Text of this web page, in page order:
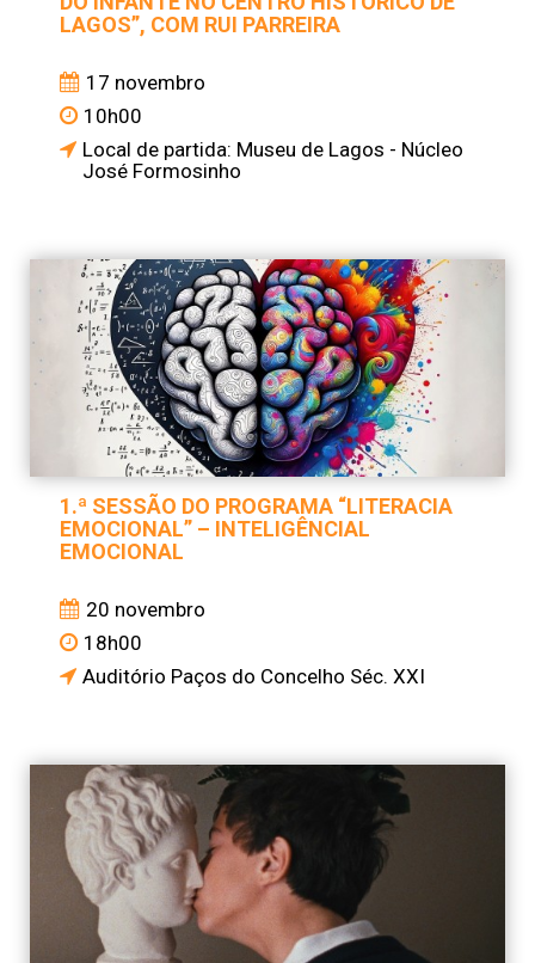
LAGOS”, COM RUI PARREIRA
17 novembro
10h00
Local de partida: Museu de Lagos - Núcleo
José Formosinho
1.ª SESSÃO DO PROGRAMA “LITERACIA
EMOCIONAL” – INTELIGÊNCIAL
EMOCIONAL
20 novembro
18h00
Auditório Paços do Concelho Séc. XXI